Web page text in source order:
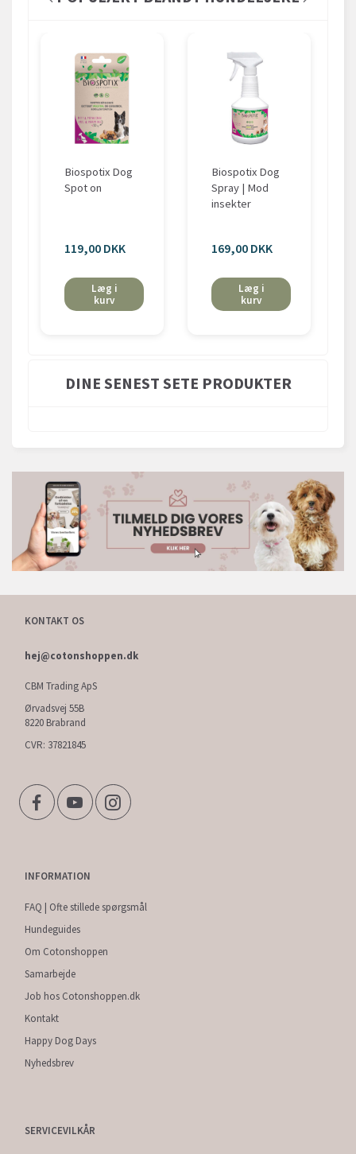
Biospotix Dog
Spot on
119,00 DKK
Læg i
kurv
Biospotix Dog
Spray | Mod
insekter
169,00 DKK
Læg i
kurv
DINE SENEST SETE PRODUKTER
KONTAKT OS
hej@cotonshoppen.dk
CBM Trading ApS
Ørvadsvej 55B
8220 Brabrand
CVR: 37821845
INFORMATION
FAQ | Ofte stillede spørgsmål
Hundeguides
Om Cotonshoppen
Samarbejde
Job hos Cotonshoppen.dk
Kontakt
Happy Dog Days
Nyhedsbrev
SERVICEVILKÅR